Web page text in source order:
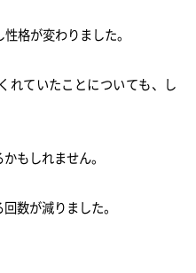
格が変わりました。
れていたことについても、し
もしれません。
数が減りました。